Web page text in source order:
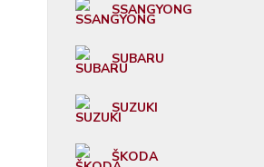
SSANGYONG
SUBARU
SUZUKI
ŠKODA